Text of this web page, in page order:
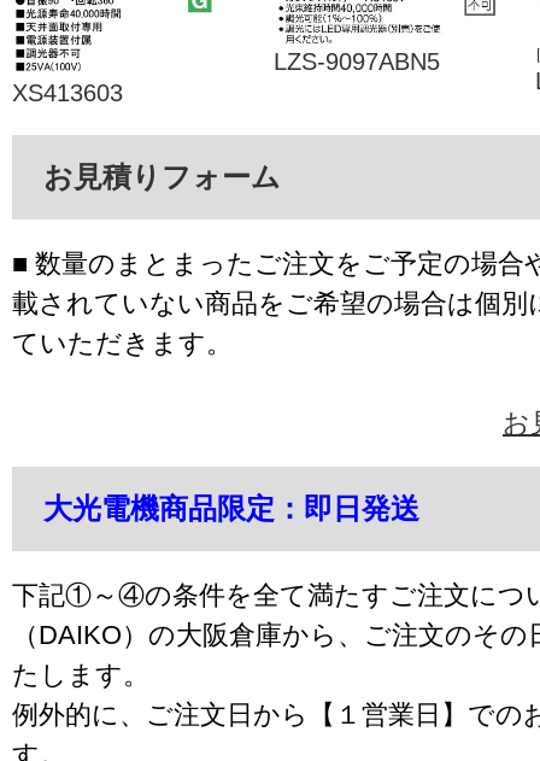
XS413603
LZS-9097ABN5
お見積りフォーム
■ 数量のまとまったご注文をご予定の場合
載されていない商品をご希望の場合は個別
ていただきます。
お
大光電機商品限定：即日発送
下記①～④の条件を全て満たすご注文につ
（DAIKO）の大阪倉庫から、ご注文のそ
たします。
例外的に、ご注文日から【１営業日】での
す。